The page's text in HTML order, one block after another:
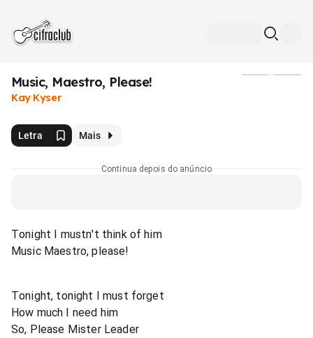
Music, Maestro, Please!
Kay Kyser
Letra Mais
Continua depois do anúncio
Tonight I mustn't think of him
Music Maestro, please!
Tonight, tonight I must forget
How much I need him
So, Please Mister Leader